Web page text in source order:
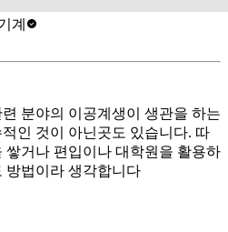
계
분야의 이공계생이 생관을 하는
인 것이 아닌곳도 있습니다. 따
쌓거나 편입이나 대학원을 활용하
방법이라 생각합니다